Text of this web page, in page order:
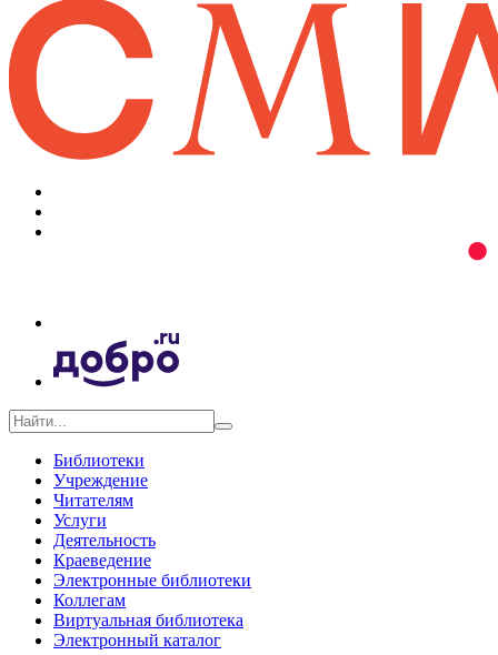
Библиотеки
Учреждение
Читателям
Услуги
Деятельность
Краеведение
Электронные библиотеки
Коллегам
Виртуальная библиотека
Электронный каталог